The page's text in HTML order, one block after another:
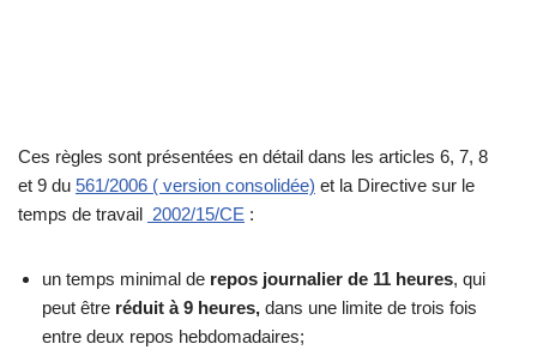
Ces règles sont présentées en détail dans les articles 6, 7, 8
et 9 du 561/2006 ( version consolidée) et la Directive sur le
temps de travail 2002/15/CE :
un temps minimal de repos journalier de 11 heures, qui
peut être réduit à 9 heures, dans une limite de trois fois
entre deux repos hebdomadaires;